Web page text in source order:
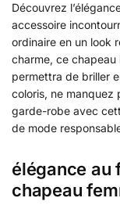
Découvrez
accessoire
ordinaire en un look
charme, ce chapeau
permettra de briller
coloris, ne manquez
garde-robe avec
de mode
élégance au
chapeau